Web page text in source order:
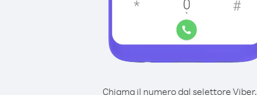
Chiama il numero dal selettore Viber.